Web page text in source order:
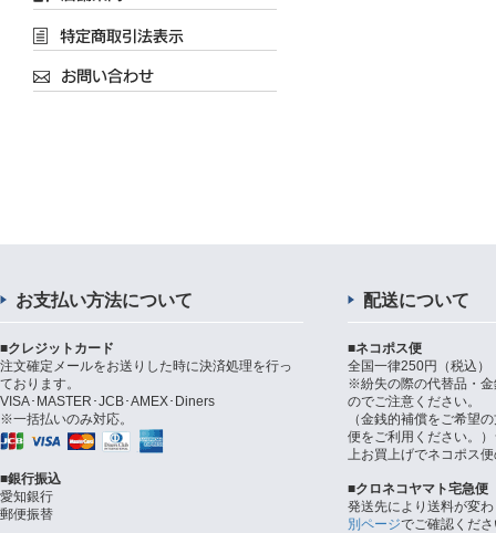
お支払い方法について
■クレジットカード
注文確定メールをお送りした時に決済処理を行っ
ております。
VISA･MASTER･JCB･AMEX･Diners
※一括払いのみ対応。
■銀行振込
愛知銀行
郵便振替
配送について
■ネコポス便
全国一律250円（税込）
※紛失の際の代替品・
のでご注意ください。
（金銭的補償をご希望
便をご利用ください。
上お買上げでネコポス
■クロネコヤマト宅急便
発送先により送料が変
別ページでご確認くだ